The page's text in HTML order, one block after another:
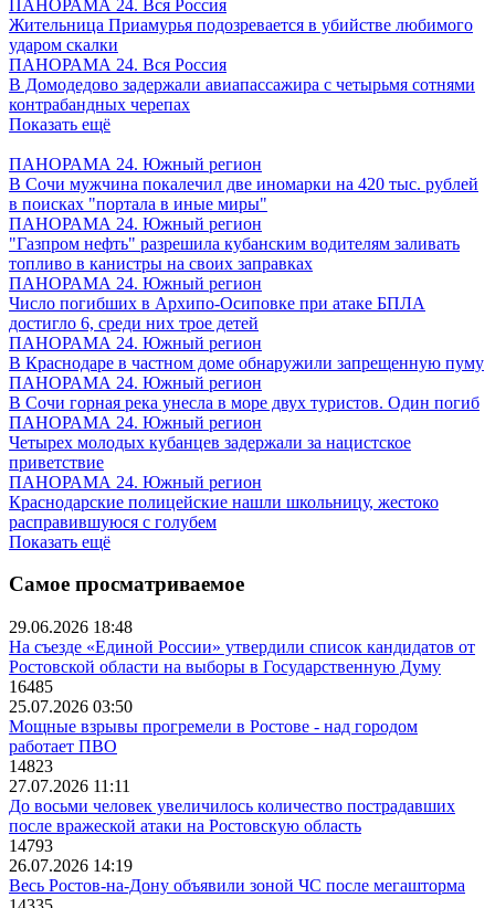
ПАНОРАМА 24. Вся Россия
Жительница Приамурья подозревается в убийстве любимого
ударом скалки
ПАНОРАМА 24. Вся Россия
В Домодедово задержали авиапассажира с четырьмя сотнями
контрабандных черепах
Показать ещё
ПАНОРАМА 24. Южный регион
В Сочи мужчина покалечил две иномарки на 420 тыс. рублей
в поисках "портала в иные миры"
ПАНОРАМА 24. Южный регион
"Газпром нефть" разрешила кубанским водителям заливать
топливо в канистры на своих заправках
ПАНОРАМА 24. Южный регион
Число погибших в Архипо-Осиповке при атаке БПЛА
достигло 6, среди них трое детей
ПАНОРАМА 24. Южный регион
В Краснодаре в частном доме обнаружили запрещенную пуму
ПАНОРАМА 24. Южный регион
В Сочи горная река унесла в море двух туристов. Один погиб
ПАНОРАМА 24. Южный регион
Четырех молодых кубанцев задержали за нацистское
приветствие
ПАНОРАМА 24. Южный регион
Краснодарские полицейские нашли школьницу, жестоко
расправившуюся с голубем
Показать ещё
Самое просматриваемое
29.06.2026 18:48
На съезде «Единой России» утвердили список кандидатов от
Ростовской области на выборы в Государственную Думу
16485
25.07.2026 03:50
Мощные взрывы прогремели в Ростове - над городом
работает ПВО
14823
27.07.2026 11:11
До восьми человек увеличилось количество пострадавших
после вражеской атаки на Ростовскую область
14793
26.07.2026 14:19
Весь Ростов-на-Дону объявили зоной ЧС после мегашторма